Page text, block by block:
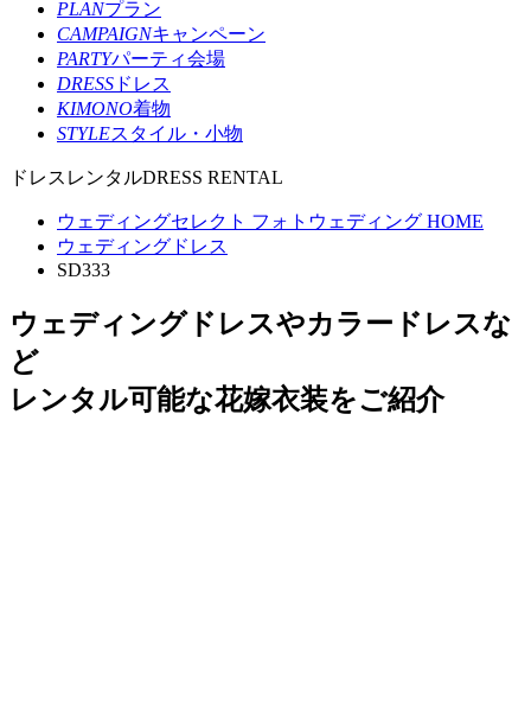
PLANプラン
CAMPAIGNキャンペーン
PARTYパーティ会場
DRESS ドレス
KIMONO着物
STYLEスタイル・小物
ドレスレンタルDRESS RENTAL
ウェディングセレクト フォトウェディング HOME
ウェディングドレス
SD333
ウェディングドレスやカラードレスな
ど
レンタル可能な花嫁衣装をご紹介